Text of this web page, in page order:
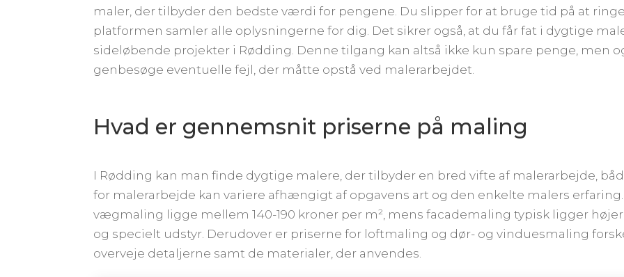
maler, der tilbyder den bedste værdi for pengene. Du slipper for at bruge tid på at
platformen samler alle oplysningerne for dig. Det sikrer også, at du får fat i dygtige
sideløbende projekter i Rødding. Denne tilgang kan altså ikke kun spare penge, men
genbesøge eventuelle fejl, der måtte opstå ved malerarbejdet.
Hvad er gennemsnit priserne på maling
I Rødding kan man finde dygtige malere, der tilbyder en bred vifte af malerarbejde,
for malerarbejde kan variere afhængigt af opgavens art og den enkelte malers
vægmaling ligge mellem 140-190 kroner per m², mens facademaling typisk ligger
og specielt udstyr. Derudover er priserne for loftmaling og dør- og vinduesmaling
overveje detaljerne samt de materialer, der anvendes.